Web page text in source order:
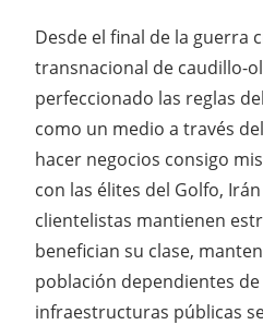
Desde el final de la guerra
transnacional de caudillo-
perfeccionado las reglas
como un medio a través
hacer negocios consigo
con las élites del Golfo,
clientelistas mantienen
benefician su clase,
población dependientes de
infraestructuras públicas